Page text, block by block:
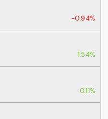
-0.94%
1.54%
0.11%